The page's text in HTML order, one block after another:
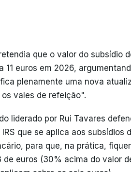
que o valor do subsídio
11 euros em 2026,
plenamente uma nova
vales de refeição".
liderado por Rui Tavares
que se aplica aos subsídios
para que, na prática,
de euros (30% acima do valor